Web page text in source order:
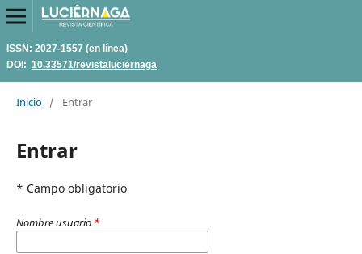
ISSN: 2027-1557 (en línea)
DOI: 10.33571/revistaluciernaga
Inicio / Entrar
Entrar
* Campo obligatorio
Nombre usuario *